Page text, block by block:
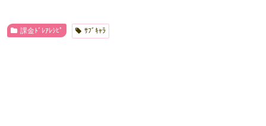
課金ﾄﾞﾚｱﾚｼﾋﾟ ｻﾌﾞｷｬﾗ